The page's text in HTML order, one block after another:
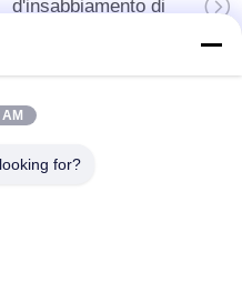
d'insabbiamento di
stampa di
for?